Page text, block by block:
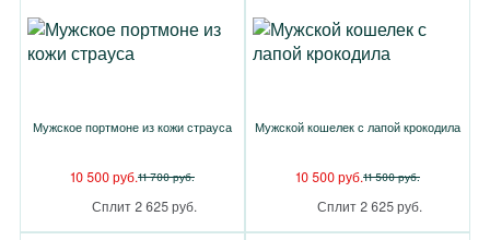
Мужское портмоне из кожи страуса
10 500 руб.11 700 руб.
Сплит 2 625 руб.
Мужской кошелек с лапой крокодила
10 500 руб.11 500 руб.
Сплит 2 625 руб.